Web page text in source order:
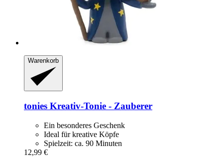
Warenkorb
tonies Kreativ-​Tonie -​ Zauberer
Ein besonderes Geschenk
Ideal für kreative Köpfe
Spielzeit: ca. 90 Minuten
12,99 €